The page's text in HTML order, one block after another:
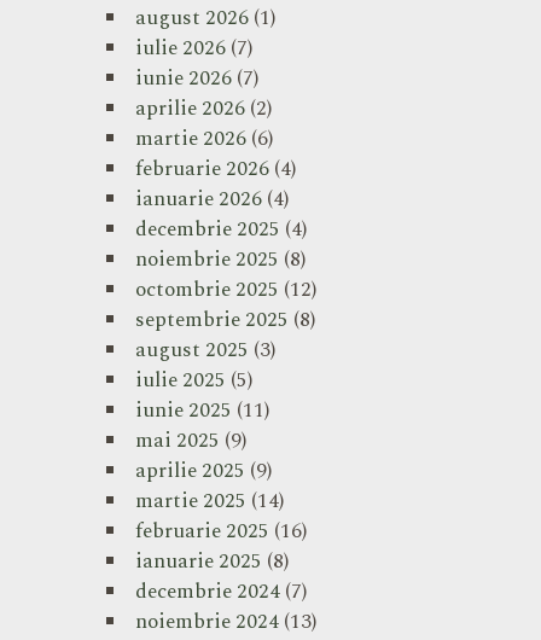
august 2026(1)
iulie 2026(7)
iunie 2026(7)
aprilie 2026(2)
martie 2026(6)
februarie 2026(4)
ianuarie 2026(4)
decembrie 2025 (4)
noiembrie 2025 (8)
octombrie 2025 (12)
septembrie 2025 (8)
august 2025 (3)
iulie 2025 (5)
iunie 2025 (11)
mai 2025 (9)
aprilie 2025 (9)
martie 2025 (14)
februarie 2025 (16)
ianuarie 2025 (8)
decembrie 2024(7)
noiembrie 2024(13)